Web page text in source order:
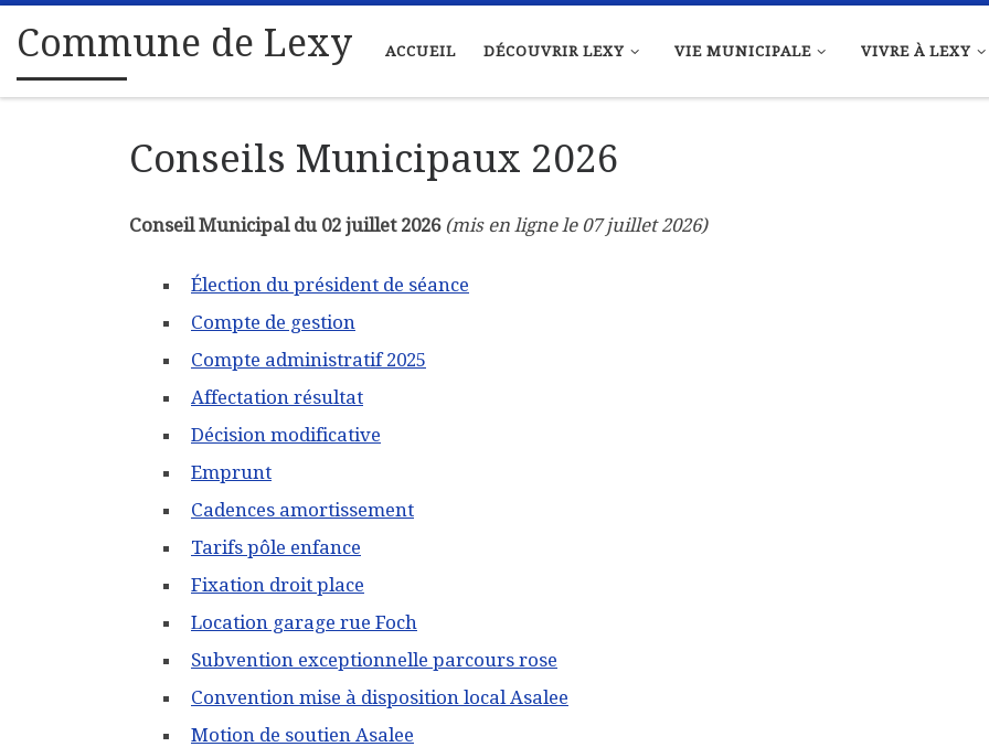
Passer au contenu
Commune de Lexy ACCUEIL DÉCOUVRIR LEXY VIE MUNICIPALE VIVRE À LEXY
Conseils Municipaux 2026
Conseil Municipal du 02 juillet 2026 (mis en ligne le 07 juillet 2026)
Élection du président de séance
Compte de gestion
Compte administratif 2025
Affectation résultat
Décision modificative
Emprunt
Cadences amortissement
Tarifs pôle enfance
Fixation droit place
Location garage rue Foch
Subvention exceptionnelle parcours rose
Convention mise à disposition local Asalee
Motion de soutien Asalee